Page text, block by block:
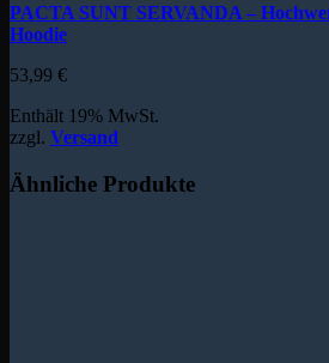
PACTA SUNT SERVANDA –
Hoodie
53,99 €
Enthält 19% MwSt.
zzgl. Versand
Ähnliche Produkte